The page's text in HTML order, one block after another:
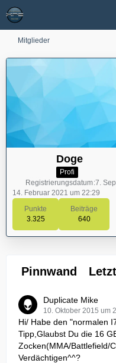
Mitglieder
Doge
Profi
Punkte
3.325
Beiträge
640
Registrierungsdatum 7.
14. Februar 2021 um 22:29
Pinnwand
Duplicate Mike
10. Oktober 2015 um
Hi/ Habe den "normalen
Tipp,Glaubst Du die 16
Zocken(MMA/Battlefield/
Verdächtigen^^?